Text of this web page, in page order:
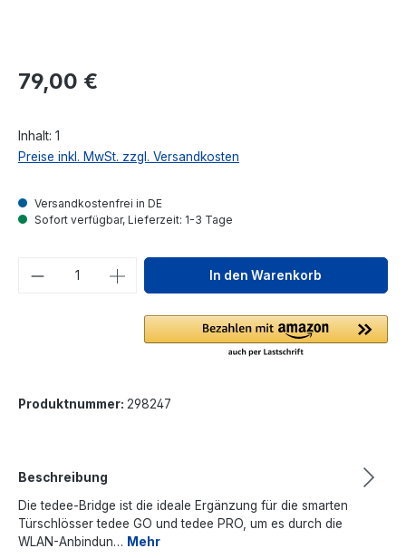
Regulärer Preis:
79,00 €
Inhalt: 1
Preise inkl. MwSt. zzgl. Versandkosten
Versandkostenfrei in DE
Sofort verfügbar, Lieferzeit: 1-3 Tage
Produkt Anzahl: Gib denIn den Warenkorb
Produktnummer: 298247
Beschreibung
Die tedee-Bridge ist die ideale Ergänzung für die smarten
Türschlösser tedee GO und tedee PRO, um es durch die
WLAN-Anbindun… Mehr